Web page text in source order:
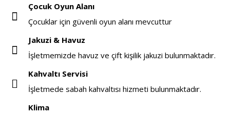
Çocuk Oyun Alanı
Çocuklar için güvenli oyun alanı mevcuttur
Jakuzi & Havuz
İşletmemizde havuz ve çift kişilik jakuzi bulunmaktadır.
Kahvaltı Servisi
İşletmede sabah kahvaltısı hizmeti bulunmaktadır.
Klima